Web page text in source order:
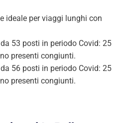
ideale per viaggi lunghi con
53 posti in periodo Covid: 25
presenti congiunti.
56 posti in periodo Covid: 25
presenti congiunti.